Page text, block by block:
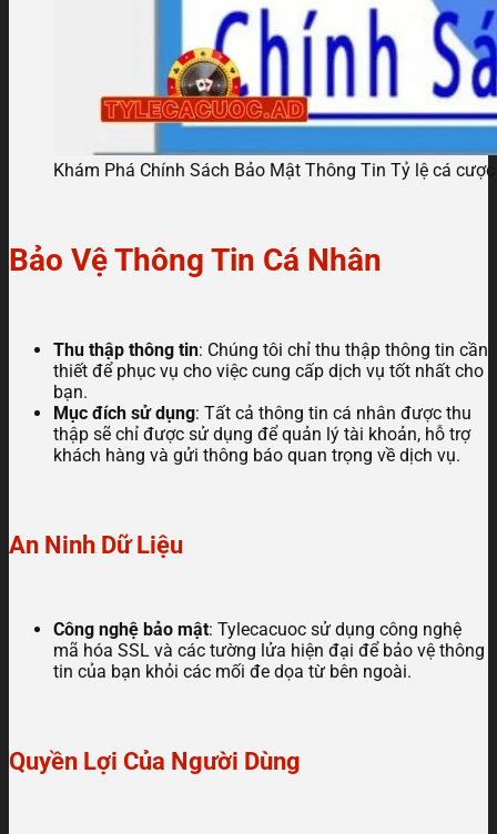
Khám Phá Chính Sách Bảo Mật Thông Tin Tỷ lệ cá cược
Bảo Vệ Thông Tin Cá Nhân
Thu thập thông tin: Chúng tôi chỉ thu thập thông tin cần
thiết để phục vụ cho việc cung cấp dịch vụ tốt nhất cho
bạn.
Mục đích sử dụng: Tất cả thông tin cá nhân được thu
thập sẽ chỉ được sử dụng để quản lý tài khoản, hỗ trợ
khách hàng và gửi thông báo quan trọng về dịch vụ.
An Ninh Dữ Liệu
Công nghệ bảo mật: Tylecacuoc sử dụng công nghệ
mã hóa SSL và các tường lửa hiện đại để bảo vệ thông
tin của bạn khỏi các mối đe dọa từ bên ngoài.
Quyền Lợi Của Người Dùng